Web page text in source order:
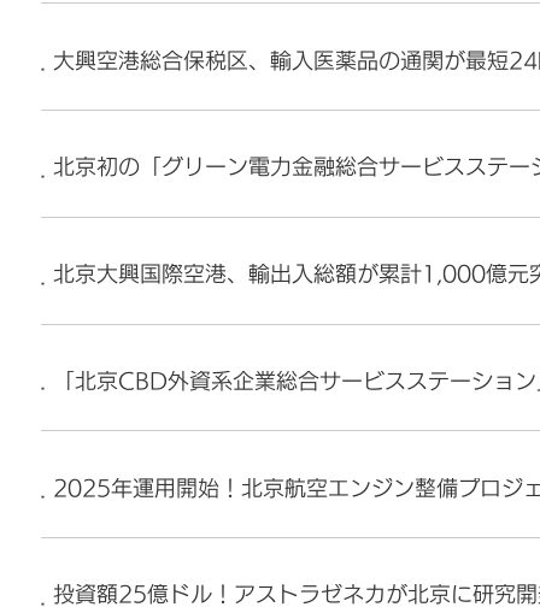
大興空港総合保税区、輸入医薬品の通関が最短
北京初の「グリーン電力金融総合サービスステ
北京大興国際空港、輸出入総額が累計1,000億元
「北京CBD外資系企業総合サービスステーショ
2025年運用開始！北京航空エンジン整備プロジ
投資額25億ドル！アストラゼネカが北京に研究